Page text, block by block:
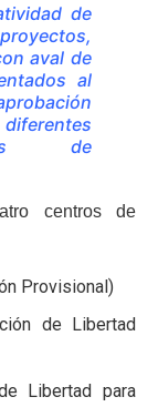
de
aval de
al
de
centros de
Provisional)
de Libertad
Libertad para